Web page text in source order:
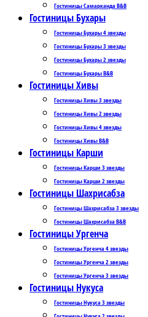
Гостиницы Самарканда B&B
Гостиницы Бухары
Гостиницы Бухары 4 звезды
Гостиницы Бухары 3 звезды
Гостиницы Бухары 2 звезды
Гостиницы Бухары B&B
Гостиницы Хивы
Гостиницы Хивы 3 звезды
Гостиницы Хивы 2 звезды
Гостиницы Хивы 4 звезды
Гостиницы Хивы B&B
Гостиницы Карши
Гостиницы Карши 3 звезды
Гостиницы Карши 2 звезды
Гостиницы Шахрисабза
Гостиницы Шахрисабза 3 звезды
Гостиницы Шахрисабза B&B
Гостиницы Ургенча
Гостиницы Ургенча 4 звезды
Гостиницы Ургенча 2 звезды
Гостиницы Ургенча 3 звезды
Гостиницы Нукуса
Гостиницы Нукуса 3 звезды